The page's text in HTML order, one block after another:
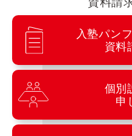
入塾パン
資料
個別
申